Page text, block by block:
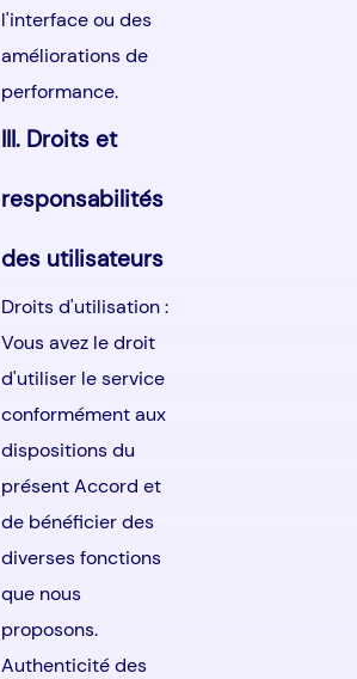
l'interface ou des
améliorations de
performance.
III. Droits et
responsabilités
des utilisateurs
Droits d'utilisation :
Vous avez le droit
d'utiliser le service
conformément aux
dispositions du
présent Accord et
de bénéficier des
diverses fonctions
que nous
proposons.
Authenticité des